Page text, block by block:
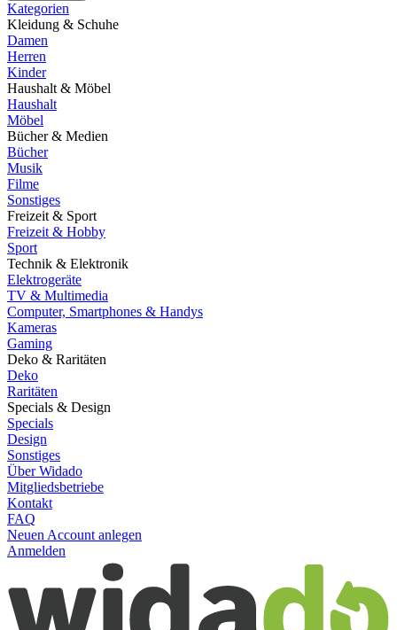
Kategorien
Kleidung & Schuhe
Damen
Herren
Kinder
Haushalt & Möbel
Haushalt
Möbel
Bücher & Medien
Bücher
Musik
Filme
Sonstiges
Freizeit & Sport
Freizeit & Hobby
Sport
Technik & Elektronik
Elektrogeräte
TV & Multimedia
Computer, Smartphones & Handys
Kameras
Gaming
Deko & Raritäten
Deko
Raritäten
Specials & Design
Specials
Design
Sonstiges
Über Widado
Mitgliedsbetriebe
Kontakt
FAQ
Neuen Account anlegen
Anmelden